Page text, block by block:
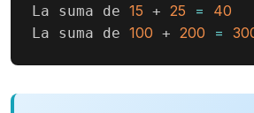
La suma de 15 + 25 = 40
La suma de 100 + 200 =